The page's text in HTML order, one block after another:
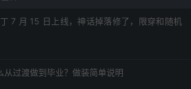
7 月 15 日上线，神话掉落修了，限穿和随机
从过渡做到毕业？做装简单说明